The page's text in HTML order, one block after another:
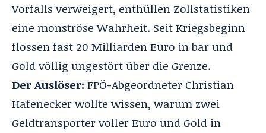
Vorfalls verweigert, enthüllen Zollstatistiken
eine monströse Wahrheit. Seit Kriegsbeginn
flossen fast 20 Milliarden Euro in bar und
Gold völlig ungestört über die Grenze.
Der Auslöser: FPÖ-Abgeordneter Christian
Hafenecker wollte wissen, warum zwei
Geldtransportervoller Euro und Gold in